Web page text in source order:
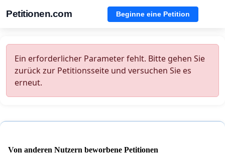
Petitionen.com Beginne eine Petition
Ein erforderlicher Parameter fehlt. Bitte gehen Sie
zurück zur Petitionsseite und versuchen Sie es
erneut.
Von anderen Nutzern beworbene Petitionen